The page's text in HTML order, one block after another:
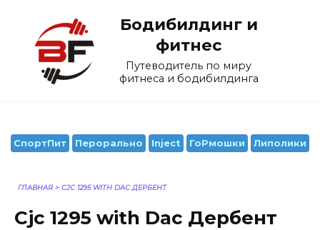
содержанию
Бодибилдинг и
фитнес
Путеводитель по миру
фитнеса и бодибилдинга
СпортПит Перорально Inject ГоРмошки Липолики
ГЛАВНАЯ > CJC 1295 WITH DAC ДЕРБЕНТ
Cjc 1295 with Dac Дербент